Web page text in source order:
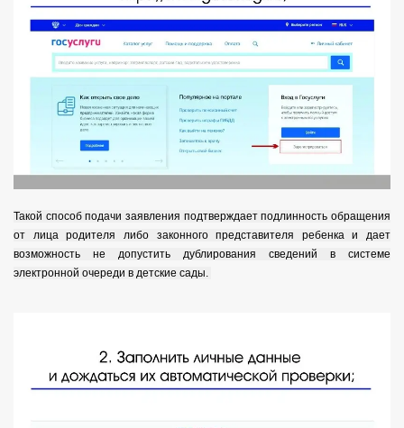
Такой способ подачи заявления подтверждает подлинность обращения
от лица родителя либо законного представителя ребенка и дает
возможность не допустить дублирования сведений в системе
электронной очереди в детские сады.